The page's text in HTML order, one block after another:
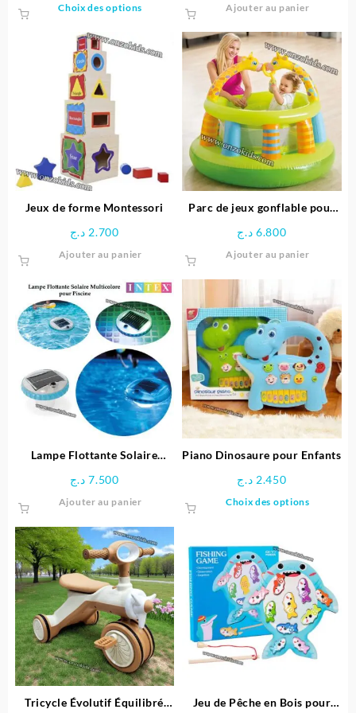
Choix des options
plusieurs
sur
page
Ajouter au panier
Jeux de forme Montessori
2.700 د.ج
Ajouter au panier
Parc de jeux gonflable pour
6.800 د.ج
Ajouter au panier
Lampe Flottante Solaire
Intex
7.500 د.ج
Ajouter au panier
Piano Dinosaure pour Enfants
2.450 د.ج
Choix des options
Les
options
être
choisies
page
Tricycle Évolutif Équilibré
Jeu de Pêche en Bois pour